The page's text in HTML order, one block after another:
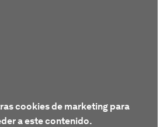
cookies de marketing para
a este contenido.